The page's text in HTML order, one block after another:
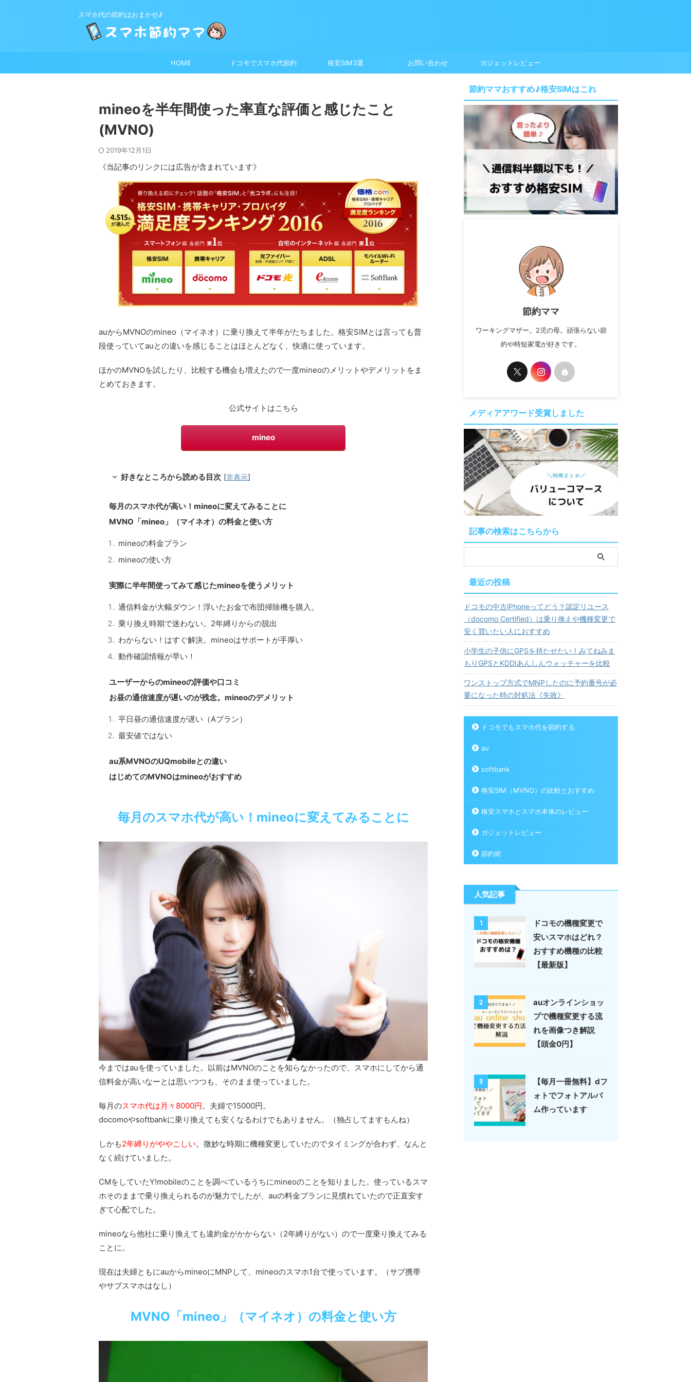
スマホ代の節約はおまかせ♪
HOME ドコモでスマホ代節約 格安SIM3選 お問い合わせ ガジェットレビュー
mineoを半年間使った率直な評価と感じたこと
(MVNO)
2019年12月1日
《当記事のリンクには広告が含まれています》
auからMVNOのmineo（マイネオ）に乗り換えて半年がたちました。格安SIMとは言っても普
段使っていてauとの違いを感じることはほとんどなく、快適に使っています。
ほかのMVNOを試したり、比較する機会も増えたので一度mineoのメリットやデメリットをま
とめておきます。
公式サイトはこちら
mineo
好きなところから読める目次 [非表示]
毎月のスマホ代が高い！mineoに変えてみることに
MVNO「mineo」（マイネオ）の料金と使い方
mineoの料金プラン
mineoの使い方
実際に半年間使ってみて感じたmineoを使うメリット
通信料金が大幅ダウン！浮いたお金で布団掃除機を購入。
乗り換え時期で迷わない。2年縛りからの脱出
わからない！はすぐ解決。mineoはサポートが手厚い
動作確認情報が早い！
ユーザーからのmineoの評価や口コミ
お昼の通信速度が遅いのが残念。mineoのデメリット
平日昼の通信速度が遅い（Aプラン）
最安値ではない
au系MVNOのUQmobileとの違い
はじめてのMVNOはmineoがおすすめ
毎月のスマホ代が高い！mineoに変えてみることに
今まではauを使っていました。以前はMVNOのことを知らなかったので、スマホにしてから通
信料金が高いなーとは思いつつも、そのまま使っていました。
毎月のスマホ代は月々8000円。夫婦で15000円。
docomoやsoftbankに乗り換えても安くなるわけでもありません。（独占してますもんね）
しかも2年縛りがややこしい。微妙な時期に機種変更していたのでタイミングが合わず、なんと
なく続けていました。
CMをしていたY!mobileのことを調べているうちにmineoのことを知りました。使っているスマ
ホそのままで乗り換えられるのが魅力でしたが、auの料金プランに見慣れていたので正直安す
ぎて心配でした。
mineoなら他社に乗り換えても違約金がかからない（2年縛りがない）ので一度乗り換えてみる
ことに。
現在は夫婦ともにauからmineoにMNPして、mineoのスマホ1台で使っています。（サブ携帯
やサブスマホはなし）
MVNO「mineo」（マイネオ）の料金と使い方
節約ママおすすめ♪格安SIMはこれ
節約ママ
ワーキングマザー。2児の母。頑張らない節
約や時短家電が好きです。
メディアアワード受賞しました
記事の検索はこちらから
最近の投稿
ドコモの中古iPhoneってどう？認定リユース
（docomo Certified）は乗り換えや機種変更で
安く買いたい人におすすめ
小学生の子供にGPSを持たせたい！みてねみま
もりGPSとKDDIあんしんウォッチャーを比較
ワンストップ方式でMNPしたのに予約番号が必
要になった時の対処法《失敗》
ドコモでもスマホ代を節約する
au
softbank
格安SIM（MVNO）の比較とおすすめ
格安スマホとスマホ本体のレビュー
ガジェットレビュー
節約術
人気記事
1
ドコモの機種変更で
安いスマホはどれ？
おすすめ機種の比較
【最新版】
2
auオンラインショッ
プで機種変更する流
れを画像つき解説
【頭金0円】
3
【毎月一冊無料】dフ
ォトでフォトアルバ
ム作っています